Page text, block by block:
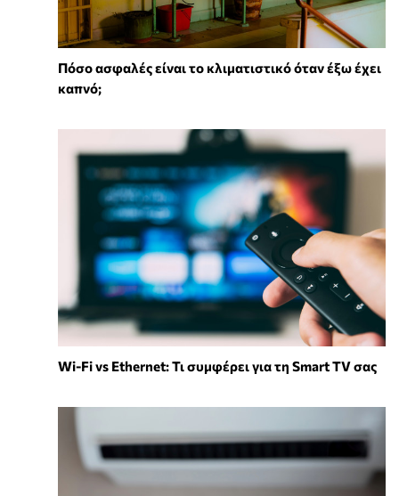
Πόσο ασφαλές είναι το κλιματιστικό όταν έξω έχει
καπνό;
Wi-Fi vs Ethernet: Τι συμφέρει για τη Smart TV σας